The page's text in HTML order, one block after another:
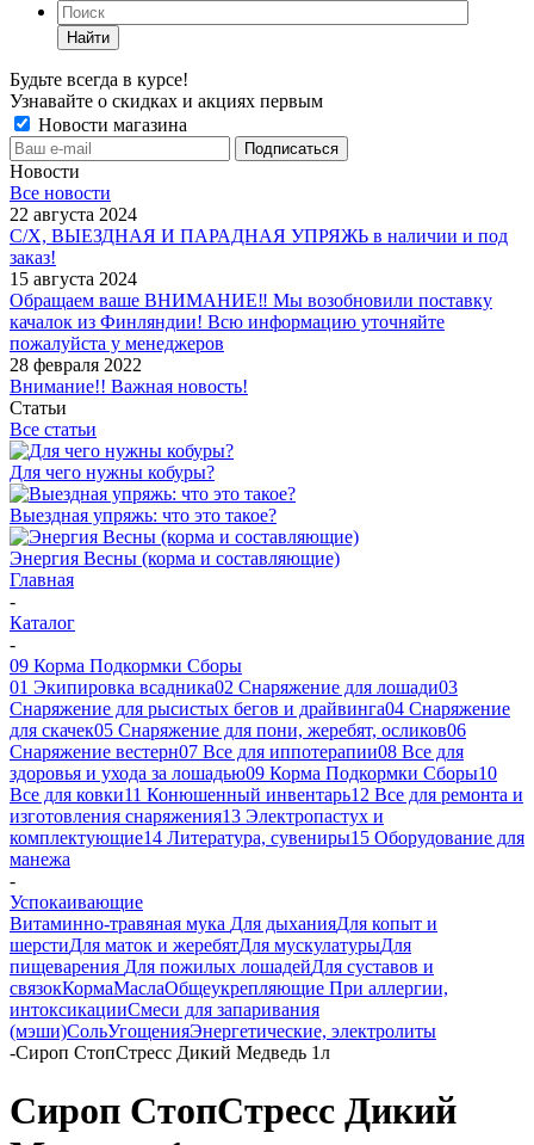
Найти
Будьте всегда в курсе!
Узнавайте о скидках и акциях первым
Новости магазина
Новости
Все новости
22 августа 2024
С/Х, ВЫЕЗДНАЯ И ПАРАДНАЯ УПРЯЖЬ в наличии и под
заказ!
15 августа 2024
Обращаем ваше ВНИМАНИЕ‼ Мы возобновили поставку
качалок из Финляндии! Всю информацию уточняйте
пожалуйста у менеджеров
28 февраля 2022
Внимание!! Важная новость!
Статьи
Все статьи
Для чего нужны кобуры?
Выездная упряжь: что это такое?
Энергия Весны (корма и составляющие)
Главная
-
Каталог
-
09 Корма Подкормки Сборы
01 Экипировка всадника02 Снаряжение для лошади03
Снаряжение для рысистых бегов и драйвинга04 Снаряжение
для скачек05 Снаряжение для пони, жеребят, осликов06
Снаряжение вестерн07 Все для иппотерапии08 Все для
здоровья и ухода за лошадью09 Корма Подкормки Сборы10
Все для ковки11 Конюшенный инвентарь12 Все для ремонта и
изготовления снаряжения13 Электропастух и
комплектующие14 Литература, сувениры15 Оборудование для
манежа
-
Успокаивающие
Витаминно-травяная мука Для дыханияДля копыт и
шерстиДля маток и жеребятДля мускулатурыДля
пищеварения Для пожилых лошадейДля суставов и
связокКормаМаслаОбщеукрепляющие При аллергии,
интоксикацииСмеси для запаривания
(мэши)СольУгощенияЭнергетические, электролиты
-Сироп СтопСтресс Дикий Медведь 1л
Сироп СтопСтресс Дикий